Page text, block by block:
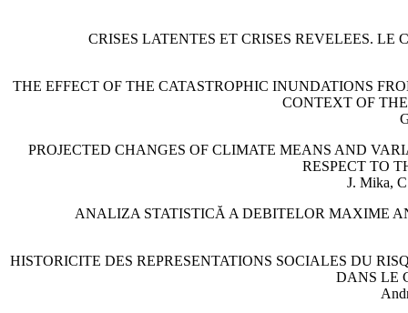
CRISES LATENTES ET CRISES REVELEES.
THE EFFECT OF THE CATASTROPHIC INUNDATIONS
CONTEXT OF
PROJECTED CHANGES OF CLIMATE MEANS AND
RESPECT TO
J. Mika,
ANALIZA STATISTICĂ A DEBITELOR MAXIME
HISTORICITE DES REPRESENTATIONS SOCIALES DU
DANS LE